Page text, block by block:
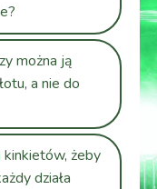
można ją
a nie do
kinkietów, żeby
działa